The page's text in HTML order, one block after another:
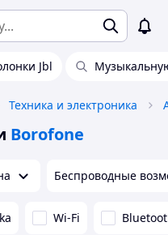
Jbl
Техника и электроника
Borofone
Беспроводные
Wi-Fi